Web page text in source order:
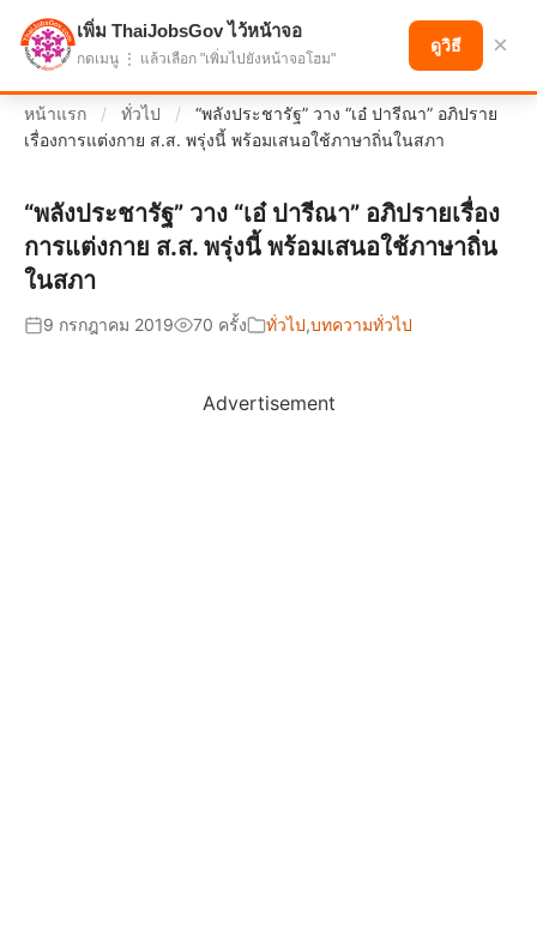
แบ่งปันโอกาส เพื่ออนาคตที่ก้าวหน้า
หน้าแรก / ทั่วไป /
“พลังประชารัฐ” วาง “เอ๋ ปารีณา” อภิปราย
เรื่องการแต่งกาย ส.ส. พรุ่งนี้ พร้อมเสนอใช้ภาษาถิ่นในสภา
“พลังประชารัฐ” วาง “เอ๋ ปารีณา” อภิปรายเรื่อง
การแต่งกาย ส.ส. พรุ่งนี้ พร้อมเสนอใช้ภาษาถิ่น
ในสภา
9 กรกฎาคม 2019 70 ครั้ง ทั่วไป,บทความทั่วไป
Advertisement
เพิ่ม ThaiJobsGov ไว้หน้าจอ
กดเมนู ⋮ แล้วเลือก "เพิ่มไปยังหน้าจอโฮม"
ดูวิธี ×